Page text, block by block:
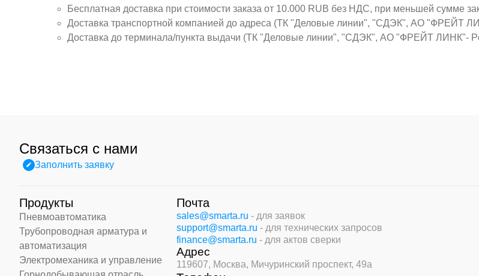
Бесплатная доставка при стоимости заказа от 10.000 RUB без НДС, при меньшей сумме
Доставка транспортной компанией до адреса (ТК "Деловые линии", "СДЭК", АО "ФРЕЙТ
Доставка до терминала/пункта выдачи (ТК "Деловые линии", "СДЭК", АО "ФРЕЙТ ЛИНК"-
Связаться с нами
Заполнить заявку
Продукты
Пневмоавтоматика
Трубопроводная арматура и
автоматизация
Электромеханика и управление
Почта
sales@smarta.ru - для заявок
support@smarta.ru - для технических запросов
finance@smarta.ru - для актов сверки
Адрес
119607, Москва, Мичуринский проспект, 49а